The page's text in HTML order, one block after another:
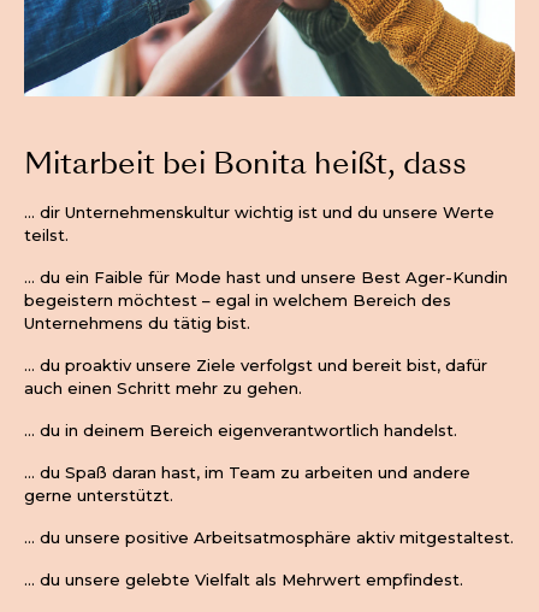
Mitarbeit bei Bonita heißt, dass
… dir Unternehmenskultur wichtig ist und du unsere Werte
teilst.
… du ein Faible für Mode hast und unsere Best Ager-Kundin
begeistern möchtest – egal in welchem Bereich des
Unternehmens du tätig bist.
… du proaktiv unsere Ziele verfolgst und bereit bist, dafür
auch einen Schritt mehr zu gehen.
… du in deinem Bereich eigenverantwortlich handelst.
… du Spaß daran hast, im Team zu arbeiten und andere
gerne unterstützt.
… du unsere positive Arbeitsatmosphäre aktiv mitgestaltest.
… du unsere gelebte Vielfalt als Mehrwert empfindest.